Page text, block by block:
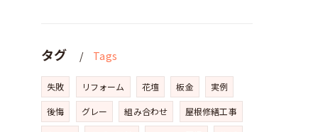
タグ Tags
失敗 リフォーム 花壇 板金 実例
後悔 グレー 組み合わせ 屋根修繕工事